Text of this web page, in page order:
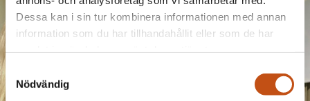
Dessa kan i sin tur kombinera informationen med annan
information som du har tillhandahållit eller som de har
Nödvändig